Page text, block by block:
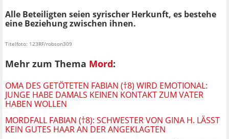
Alle Beteiligten seien syrischer Herkunft, es bestehe
eine Beziehung zwischen ihnen.
Titelfoto: 123RF/robson309
Mehr zum Thema Mord:
OMA DES GETÖTETEN FABIAN (†8) WIRD EMOTIONAL:
JUNGE HABE DAMALS KEINEN KONTAKT ZUM VATER
HABEN WOLLEN
MORDFALL FABIAN (†8): SCHWESTER VON GINA H. LÄSST
KEIN GUTES HAAR AN DER ANGEKLAGTEN